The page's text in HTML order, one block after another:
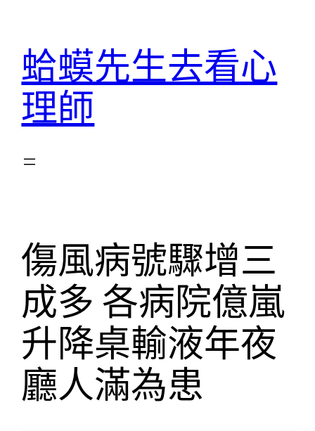
蛤蟆先生去看心
理師
傷風病號驟增三
成多 各病院億嵐
升降桌輸液年夜
廳人滿為患